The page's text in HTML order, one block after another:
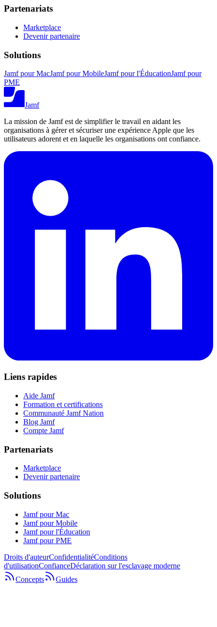
Partenariats
Marketplace
Devenir partenaire
Solutions
Jamf pour MacJamf pour MobileJamf pour l'ÉducationJamf pour
PME
Jamf
La mission de Jamf est de simplifier le travail en aidant les
organisations à gérer et sécuriser une expérience Apple que les
utilisateurs adorent et en laquelle les organisations ont confiance.
Liens rapides
Aide Jamf
Formation et certifications
Communauté Jamf Nation
Blog Jamf
Compte Jamf
Partenariats
Marketplace
Devenir partenaire
Solutions
Jamf pour Mac
Jamf pour Mobile
Jamf pour l'Éducation
Jamf pour PME
Droits d'auteurConfidentialitéConditions
d'utilisationConfianceDéclaration sur l'esclavage moderne
Concepts
Guides